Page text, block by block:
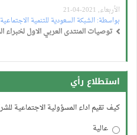
الأربعاء, 2021-04-21
بواسطة:الشبكة السعودية للتنمية الاجتماعية
توصيات المنتدى العربي الاول لخبراء
استطلاع رأي
كيف تقيم اداء المسؤولية الاجتماعية
عالية